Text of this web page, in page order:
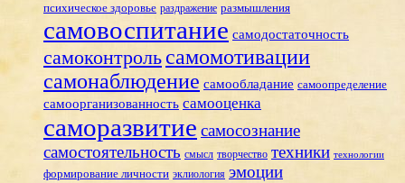
психическое здоровье раздражение размышления
самовоспитание самодостаточность
самоконтроль самомотивации
самонаблюдение самообладание самоопределение
самоорганизованность самооценка
саморазвитие самосознание
самостоятельность смысл творчество техники технологии
формирование личности эклиология эмоции